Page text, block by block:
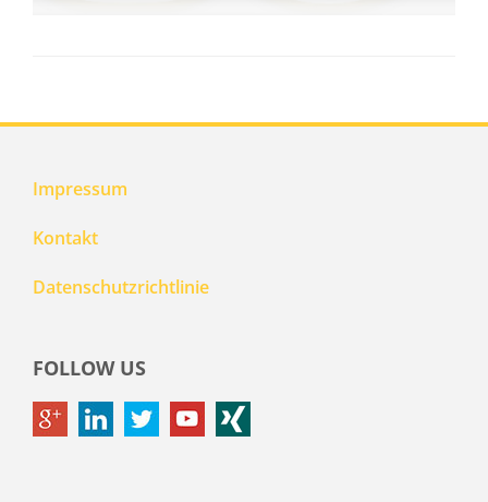
Impressum
Kontakt
Datenschutzrichtlinie
FOLLOW US